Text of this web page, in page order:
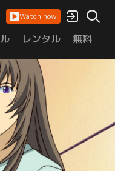
Watch now
レンタル 無料